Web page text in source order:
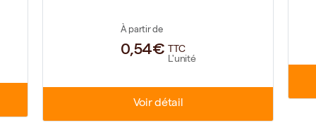
À partir de
0,54€ TTC
L'unité
Voir détail